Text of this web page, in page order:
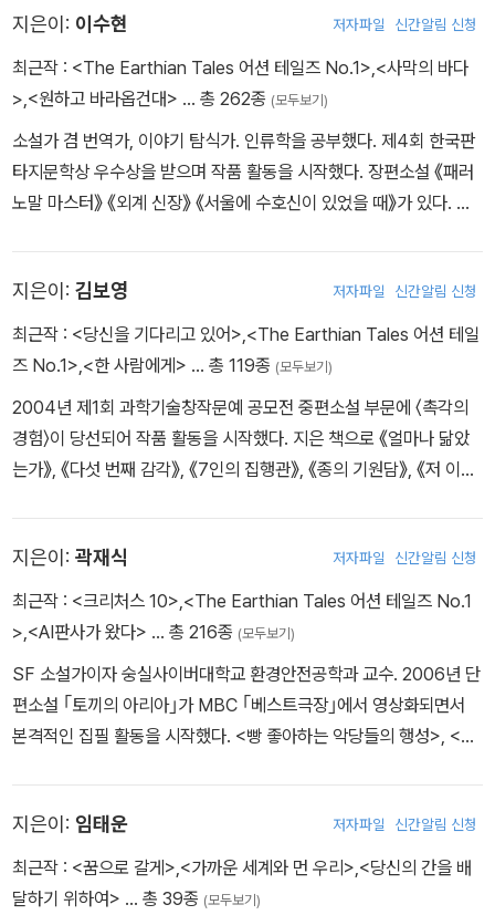
불과한 테러범들의 공격에 총상을 입는데.
영웅도전(英雄盜傳) - 곽재식
장보고가 세상을 뜨자 바다에 해적들이 난립하기 시작한다. 해적 중
오직 관청과 부유한 진골의 재물만 훔쳐 가난한 이들에게 나눠주어
의적으로 널리 이름 알려진 '영웅도'는 청해진 북보에 있는 창고를 공
격한다. 그러나 창고를 지켜야 할 병사들은 온데간데 없고 겁에 질린
캘리번 - 듀나
적사병으로 모든 생명체가 기괴하게 변해버린 대구, 한 소년이 죽을
위기에서 가까스로 목숨을 건진다. 그를 구한 건 자신을 '블루 스펙터
명의 사람들이었다.
주폭천사괄라전 - dcdc
의 난동 때문에 많은 사람이 죽을 수 있다고, 그녀를 말려달라고 하는
데...
로그스 갤러리, 종로 -김보영
수십 건의 테러를 했다는 이유로 대중의 표적이 된 초인 '번개', 빛의
속도로 움직이는 그는, 국가 기물에 조롱하는 낙서를 남겼다는 이유
리'는 현상금에 관심을 갖고, 번개를 잡기 위해 계획을 세운다.
겨 주세요》, 《대리전》, 《몰록》을 펴냈다. 소설 외에도 《스크린 앞에
서 투덜대기》, 《여자 주인공만 모른다》, 《남자 주인공에겐 없다》,
《옛날 영화, 이 좋은 걸 이제 알았다니》 같은 영화 관련 논픽션도 출
을 받았다.
지은이: 이수현 저자파일 신간알림 신청
최근작 : <The Earthian Tales 어션 테일즈 No.1> <사막의 바다
> <원하고 바라옵건대> … 총 262종 (모두보기)
소설가 겸 번역가, 이야기 탐식가. 인류학을 공부했다. 제4회 한국판
타지문학상 우수상을 받으며 작품 활동을 시작했다. 장편소설 《패러
노말 마스터》 《외계 신장》 《서울에 수호신이 있었을 때》가 있다. 닐
지은이: 김보영 저자파일 신간알림 신청
최근작 : <당신을 기다리고 있어> <The Earthian Tales 어션 테일
즈 No.1> <한 사람에게> … 총 119종 (모두보기)
2004년 제1회 과학기술창작문예 공모전 중편소설 부문에 〈촉각의
경험〉이 당선되어 작품 활동을 시작했다. 지은 책으로 《얼마나 닮았
는가》, 《다섯 번째 감각》, 《7인의 집행관》, 《종의 기원담》, 《저 이승
를 펴내기도 하였다. 2014년 제1회 SF어워드 장편소설 부문 대상을
수상하였고, 미국의 대표적인 SF 웹진 〈클락스월드〉에 한국 작가 최
초로 이름을 올렸으며, 2021년 역시 한국 SF 사상 처음으로 전미도
는 소피 보우만이, 《저 이승의 선지자》는 류승경이 번역한 영문판이
세계적인 출판사 하퍼콜린스의 SF 전문 임프린트 하퍼보이저에서
출간되었다.〈당신을 기다리고 있어〉와 〈당신에게 가고 있어〉는 할리
지은이: 곽재식 저자파일 신간알림 신청
최근작 : <크리처스 10> <The Earthian Tales 어션 테일즈 No.1
> <AI판사가 왔다> … 총 216종 (모두보기)
SF 소설가이자 숭실사이버대학교 환경안전공학과 교수. 2006년 단
편소설 ｢토끼의 아리아｣가 MBC ｢베스트극장｣에서 영상화되면서
본격적인 집필 활동을 시작했다. <빵 좋아하는 악당들의 행성>, <가
괴물 백과>, <지구는 괜찮아, 우리가 문제지>, <휴가 갈 땐, 주기율
표> 등을 썼다. 2000년대 초반부터 영화에 관한 글을 공개해 왔으
며, 그중에서 SF 영화와 특이한 옛 영화, 한국 영화의 고전과 TV 시
지은이: 임태운 저자파일 신간알림 신청
최근작 : <꿈으로 갈게> <가까운 세계와 먼 우리> <당신의 간을 배
달하기 위하여> … 총 39종 (모두보기)